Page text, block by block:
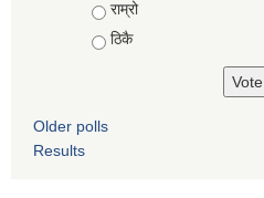
राम्रो
ठिकै
Older polls
Results